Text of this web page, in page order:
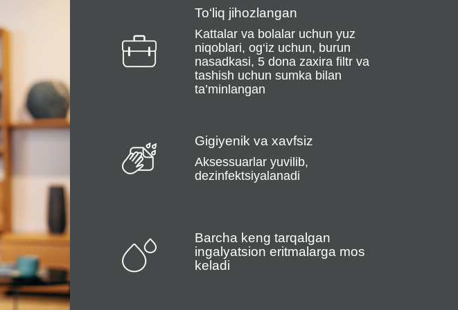
To‘liq jihozlangan
Kattalar va bolalar uchun yuz
niqoblari, og‘iz uchun, burun
nasadkasi, 5 dona zaxira filtr va
tashish uchun sumka bilan
ta’minlangan
Gigiyenik va xavfsiz
Aksessuarlar yuvilib,
dezinfektsiyalanadi
Barcha keng tarqalgan
ingalyatsion eritmalarga mos
keladi